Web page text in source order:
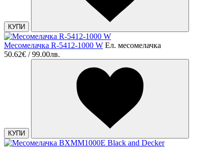
КУПИ
Месомелачка R-5412-1000 W Ел. месомелачка
50.62€ / 99.00лв.
КУПИ